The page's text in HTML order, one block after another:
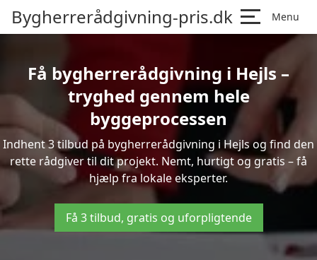
Bygherrerådgivning-pris.dk Menu
Få bygherrerådgivning i Hejls –
tryghed gennem hele
byggeprocessen
Indhent 3 tilbud på bygherrerådgivning i Hejls og find den
rette rådgiver til dit projekt. Nemt, hurtigt og gratis – få
hjælp fra lokale eksperter.
Få 3 tilbud, gratis og uforpligtende